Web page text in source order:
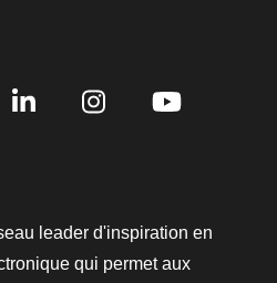
leader d'inspiration en
qui permet aux